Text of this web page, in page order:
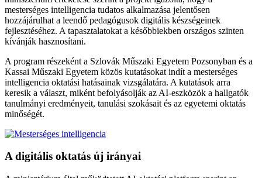
mesterséges intelligencia tudatos alkalmazása jelentősen
hozzájárulhat a leendő pedagógusok digitális készségeinek
fejlesztéséhez. A tapasztalatokat a későbbiekben országos szinten
kívánják hasznosítani.
A program részeként a Szlovák Műszaki Egyetem Pozsonyban és a
Kassai Műszaki Egyetem közös kutatásokat indít a mesterséges
intelligencia oktatási hatásainak vizsgálatára. A kutatások arra
keresik a választ, miként befolyásolják az AI-eszközök a hallgatók
tanulmányi eredményeit, tanulási szokásait és az egyetemi oktatás
minőségét.
A digitális oktatás új irányai